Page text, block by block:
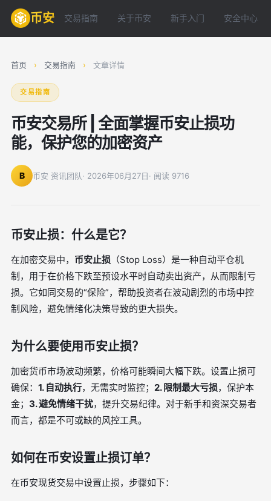
币安 交易指南 关于币安 新手入门 安全中心
首页 › 交易指南 › 文章详情
交易指南
币安交易所 | 全面掌握币安止损功
能，保护您的加密资产
B 币安 资讯团队· 2026年06月27日· 阅读 9716
币安止损：什么是它？
在加密交易中， 币安止损 （Stop Loss）是一种自动平仓机
制，用于在价格下跌至预设水平时自动卖出资产，从而限制亏
损。它如同交易的“保险”，帮助投资者在波动剧烈的市场中控
制风险，避免情绪化决策导致的更大损失。
为什么要使用币安止损？
加密货币市场波动频繁，价格可能瞬间大幅下跌。设置止损可
确保： 1. 自动执行，无需实时监控； 2. 限制最大亏损，保护本
金； 3. 避免情绪干扰，提升交易纪律。对于新手和资深交易者
而言，都是不可或缺的风控工具。
如何在币安设置止损订单？
在币安现货交易中设置止损，步骤如下：